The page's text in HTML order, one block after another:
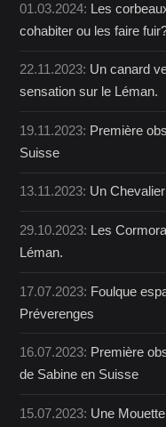
01.03.2024: Les
cohabiter ou les faire
22.11.2023: Un canard
sensation sur le Léman.
19.11.2023: Première
Suisse
13.11.2023: Un
29.10.2023: Les
Léman.
17.07.2023: Foulque
Préverenges
16.07.2023: Première
de Sabine en Suisse
15.07.2023: Une